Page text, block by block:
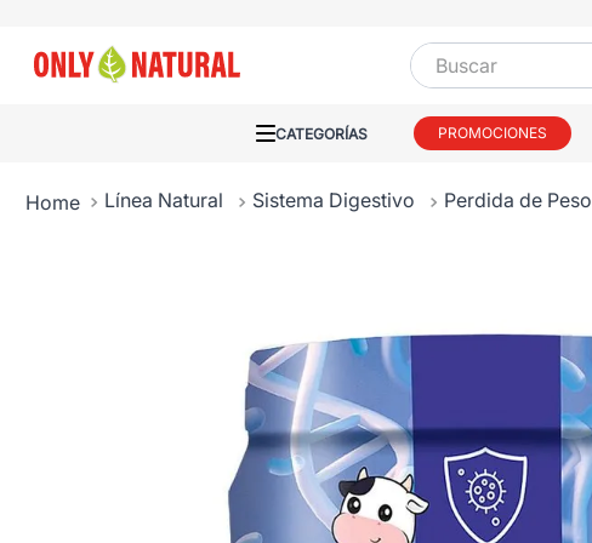
Buscar
PROMOCIONES
Línea Natural Sistema Digestivo Perdida de Peso